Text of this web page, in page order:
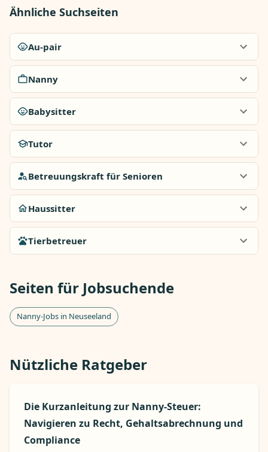
Ähnliche Suchseiten
Au-pair
Nanny
Babysitter
Tutor
Betreuungskraft für Senioren
Haussitter
Tierbetreuer
Seiten für Jobsuchende
Nanny-Jobs in Neuseeland
Nützliche Ratgeber
Die Kurzanleitung zur Nanny-Steuer:
Navigieren zu Recht, Gehaltsabrechnung und
Compliance